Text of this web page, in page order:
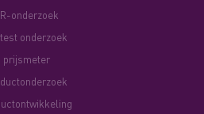
onderzoek
onderzoek
prijsmeter